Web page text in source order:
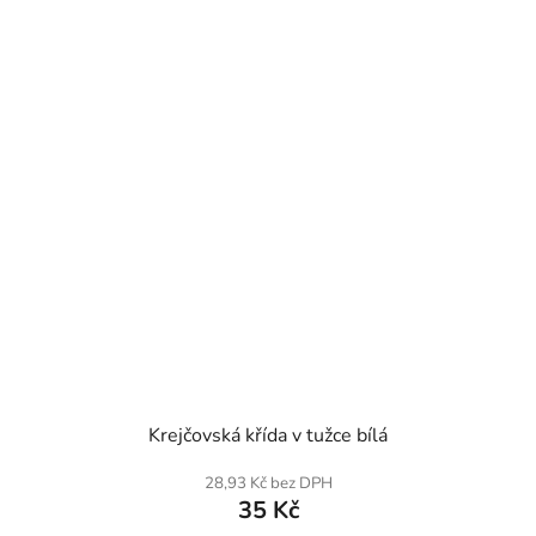
Krejčovská křída v tužce bílá
28,93 Kč bez DPH
35 Kč